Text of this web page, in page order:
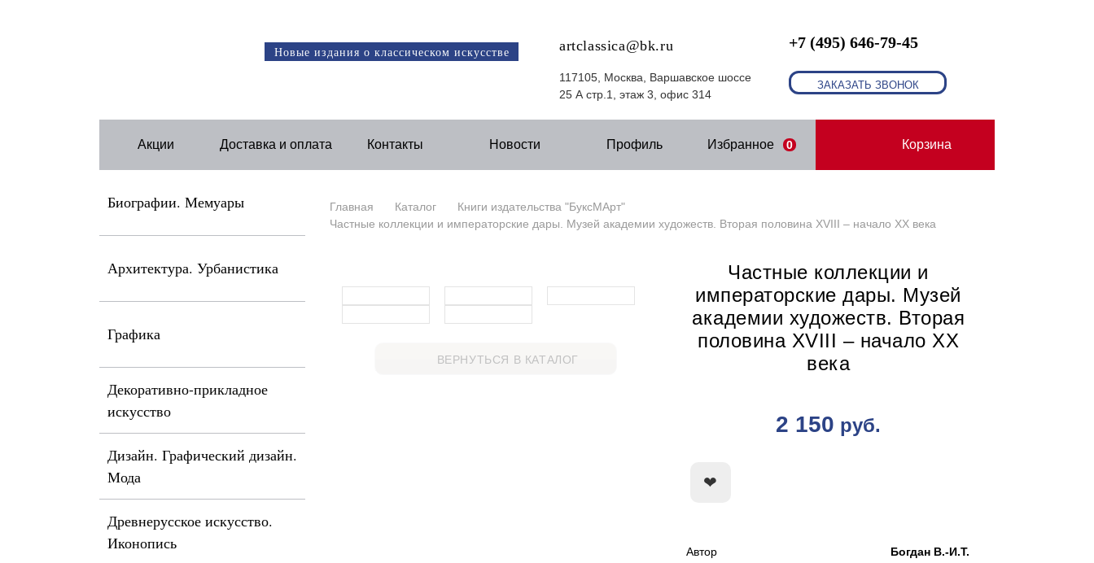
Новые издания о классическом искусстве artclassica@bk.ru
117105, Москва, Варшавское шоссе
25 А стр.1, этаж 3, офис 314
+7 (495) 646-79-45
ЗАКАЗАТЬ ЗВОНОК
Акции Доставка и оплата Контакты Новости Профиль Избранное 0 Корзина
Биографии. Мемуары
Архитектура. Урбанистика
Графика
Декоративно-прикладное
искусство
Дизайн. Графический дизайн.
Мода
Древнерусское искусство.
Иконопись
Главная Каталог
Книги издательства "БуксМАрт"
Частные коллекции и императорские дары. Музей академии художеств. Вторая половина XVIII – начало XX века
ВЕРНУТЬСЯ В КАТАЛОГ
Частные коллекции и
императорские дары. Музей
академии художеств. Вторая
половина XVIII – начало XX
века
2 150 руб.
Автор Богдан В.-И.Т.